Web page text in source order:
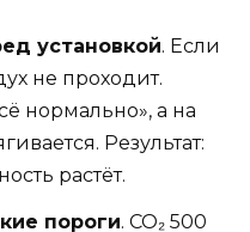
установкой. Если
не проходит.
нормально», а на
Результат:
растёт.
пороги. CO₂ 500